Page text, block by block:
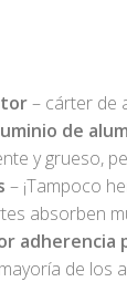
– cárter de
de
y grueso,
– ¡Tampoco
absorben
de los